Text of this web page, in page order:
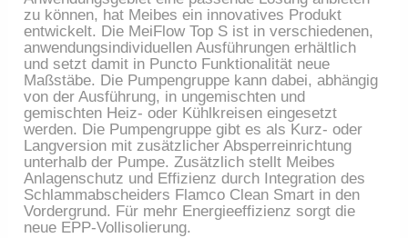
zu können, hat Meibes ein innovatives Produkt
entwickelt. Die MeiFlow Top S ist in verschiedenen,
anwendungsindividuellen Ausführungen erhältlich
und setzt damit in Puncto Funktionalität neue
Maßstäbe. Die Pumpengruppe kann dabei, abhängig
von der Ausführung, in ungemischten und
gemischten Heiz- oder Kühlkreisen eingesetzt
werden. Die Pumpengruppe gibt es als Kurz- oder
Langversion mit zusätzlicher Absperreinrichtung
unterhalb der Pumpe. Zusätzlich stellt Meibes
Anlagenschutz und Effizienz durch Integration des
Schlammabscheiders Flamco Clean Smart in den
Vordergrund. Für mehr Energieeffizienz sorgt die
neue EPP-Vollisolierung.